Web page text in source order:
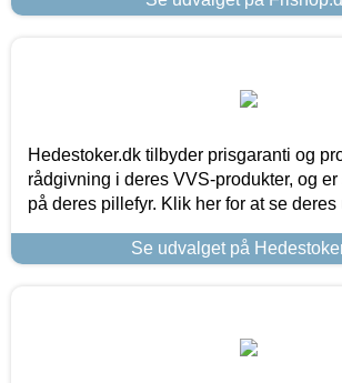
Hedestoker.dk tilbyder prisgaranti og
rådgivning i deres VVS-produkter, og
på deres pillefyr. Klik her for at se deres
Se udvalget på